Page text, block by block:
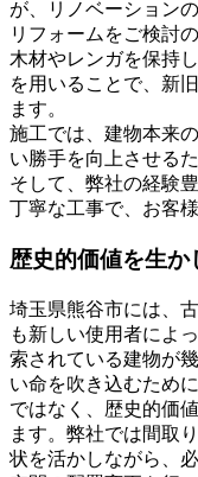
が、リノベーション
リフォームをご検討
木材やレンガを保持
を用いることで、新
ます。
施工では、建物本来
い勝手を向上させる
そして、弊社の経験
丁寧な工事で、お客
歴史的価値を生
埼玉県熊谷市には、
も新しい使用者によ
索されている建物が
い命を吹き込むため
ではなく、歴史的価
ます。弊社では間取
状を活かしながら、